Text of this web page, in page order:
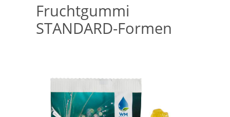
Fruchtgummi
STANDARD-Formen